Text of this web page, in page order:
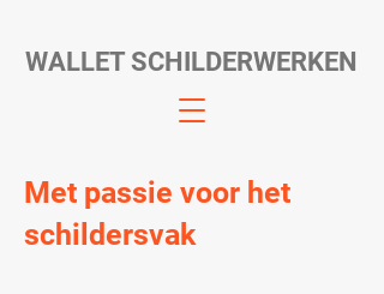
WALLET SCHILDERWERKEN
Met passie voor het
schildersvak